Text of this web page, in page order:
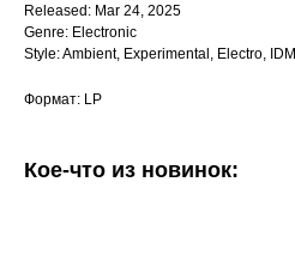
Released: Mar 24, 2025
Genre: Electronic
Style: Ambient, Experimental, Electro, IDM
Формат: LP
Кое-что из новинок: